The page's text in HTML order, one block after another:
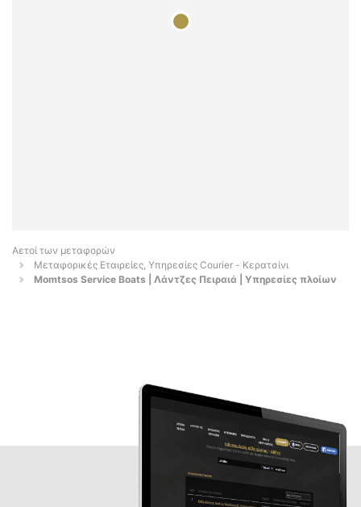
Αετοί των μεταφορών
Μεταφορικές Εταιρείες, Υπηρεσίες Courier - Κερατσίνι
Momtsos Service Boats | Λάντζες Πειραιά | Υπηρεσίες πλοίων